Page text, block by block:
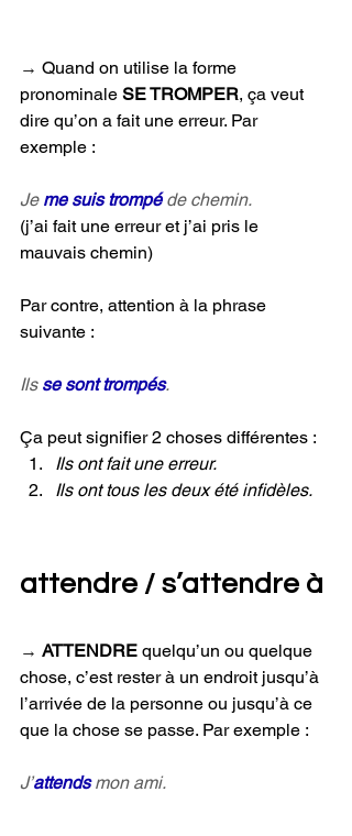
→ Quand on utilise la forme
pronominale SE TROMPER, ça veut
dire qu’on a fait une erreur. Par
exemple :
Je me suis trompé de chemin.
(j’ai fait une erreur et j’ai pris le
mauvais chemin)
Par contre, attention à la phrase
suivante :
Ils se sont trompés.
Ça peut signifier 2 choses différentes :
Ils ont fait une erreur.
Ils ont tous les deux été infidèles.
attendre / s’attendre à
→ ATTENDRE quelqu’un ou quelque
chose, c’est rester à un endroit jusqu’à
l’arrivée de la personne ou jusqu’à ce
que la chose se passe. Par exemple :
J’attends mon ami.